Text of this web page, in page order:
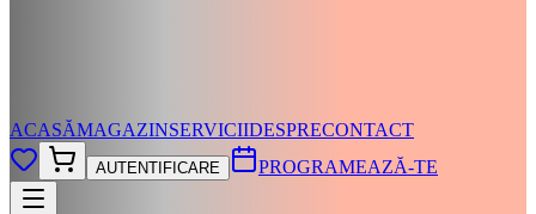
ACASĂMAGAZINSERVICIIDESPRECONTACT
AUTENTIFICARE PROGRAMEAZĂ-TE